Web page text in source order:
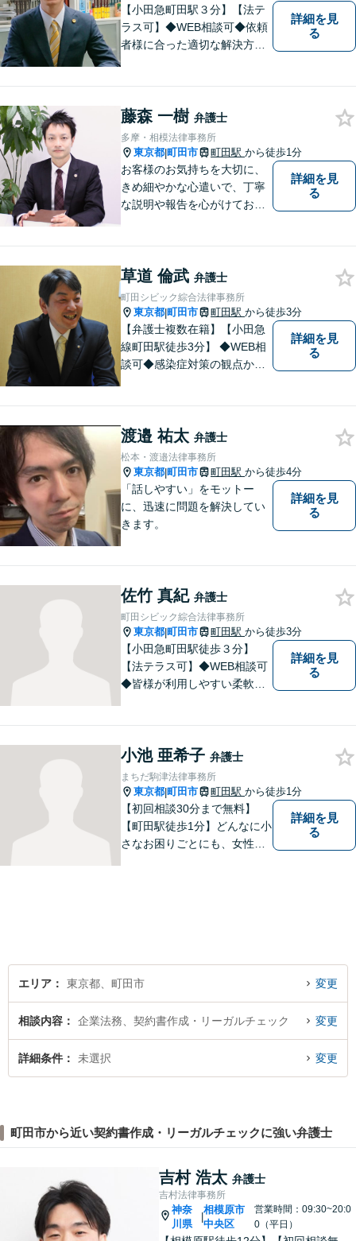
【小田急町田駅３分】【法テ
ラス可】◆WEB相談可◆依頼
者様に合った適切な解決方法
ださい。
詳細を見
る
藤森 一樹 弁護士
多摩・相模法律事務所
東京都|町田市 町田駅 から徒歩1分
お客様のお気持ちを大切に、
きめ細やかな心遣いで、丁寧
な説明や報告を心がけており
い相手方でもスムーズに解決
にいたします。
詳細を見
る
草道 倫武 弁護士
町田シビック綜合法律事務所
東京都|町田市 町田駅 から徒歩3分
【弁護士複数在籍】【小田急
線町田駅徒歩3分】 ◆WEB相
談可◆感染症対策の観点から
詳細を見
る
渡邉 祐太 弁護士
松本・渡邉法律事務所
東京都|町田市 町田駅 から徒歩4分
「話しやすい」をモットー
に、迅速に問題を解決してい
きます。
詳細を見
る
佐竹 真紀 弁護士
町田シビック綜合法律事務所
東京都|町田市 町田駅 から徒歩3分
【小田急町田駅徒歩３分】
【法テラス可】◆WEB相談可
◆皆様が利用しやすい柔軟な
す。まずはお気軽ご相談くだ
さい。
詳細を見
る
小池 亜希子 弁護士
まちだ駒津法律事務所
東京都|町田市 町田駅 から徒歩1分
【初回相談30分まで無料】
【町田駅徒歩1分】どんなに小
さなお困りごとにも、女性弁
詳細を見
る
エリア 東京都、町田市 変更
相談内容 企業法務、契約書作成・リーガルチェック 変更
詳細条件 未選択 変更
町田市から近い契約書作成・リーガルチェックに強い弁護士
吉村 浩太 弁護士
吉村法律事務所
神奈
川県
相模原市
中央区
営業時間：09:30~20:0
0（平日）